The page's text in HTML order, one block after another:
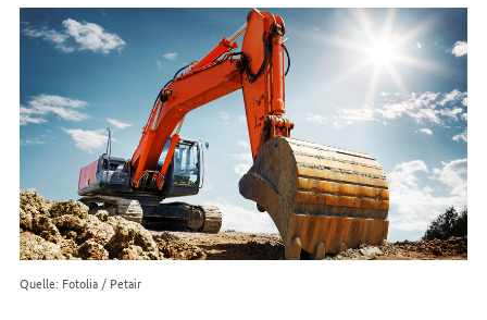
uns
im
Internet
Quelle: Fotolia / Petair